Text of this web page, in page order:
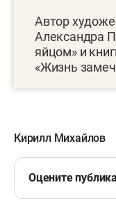
Автор
Александра
яйцом» и
«Жизнь
Кирилл Михайлов
Оцените